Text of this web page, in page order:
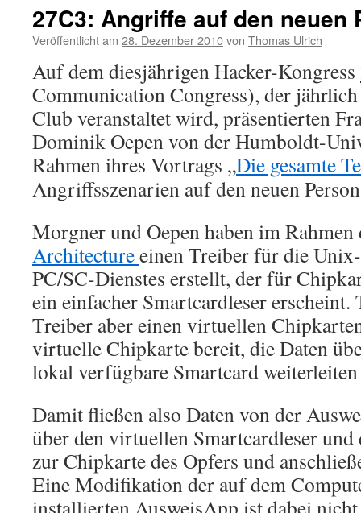
27C3: Angriffe auf den neuen
Veröffentlicht am 28. Dezember 2010von Thomas Ulrich
Auf dem diesjährigen Hacker-Kongress
Communication Congress), der
Club veranstaltet wird, präsentierten
Dominik Oepen von der Humboldt-
Rahmen ihres Vortrags Die gesamte
Angriffsszenarien auf den neuen
Morgner und Oepen haben im
Architectureeinen Treiber für die
PC/SC-Dienstes erstellt, der für
ein einfacher Smartcardleser erscheint.
Treiber aber einen virtuellen
virtuelle Chipkarte bereit, die Daten
lokal verfügbare Smartcard
Damit fließen also Daten von der
über den virtuellen Smartcardleser
zur Chipkarte des Opfers und
Eine Modifikation der auf dem
installierten AusweisApp ist dabei